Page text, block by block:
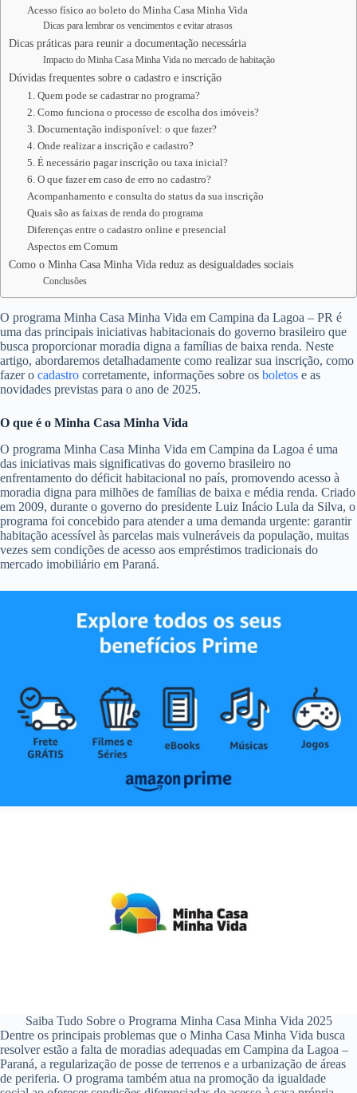
Acesso físico ao boleto do Minha Casa Minha Vida
Dicas para lembrar os vencimentos e evitar atrasos
Dicas práticas para reunir a documentação necessária
Impacto do Minha Casa Minha Vida no mercado de habitação
Dúvidas frequentes sobre o cadastro e inscrição
1. Quem pode se cadastrar no programa?
2. Como funciona o processo de escolha dos imóveis?
3. Documentação indisponível: o que fazer?
4. Onde realizar a inscrição e cadastro?
5. É necessário pagar inscrição ou taxa inicial?
6. O que fazer em caso de erro no cadastro?
Acompanhamento e consulta do status da sua inscrição
Quais são as faixas de renda do programa
Diferenças entre o cadastro online e presencial
Aspectos em Comum
Como o Minha Casa Minha Vida reduz as desigualdades sociais
Conclusões
O programa Minha Casa Minha Vida em Campina da Lagoa – PR é
uma das principais iniciativas habitacionais do governo brasileiro que
busca proporcionar moradia digna a famílias de baixa renda. Neste
artigo, abordaremos detalhadamente como realizar sua inscrição, como
fazer o cadastro corretamente, informações sobre os boletos e as
novidades previstas para o ano de 2025.
O que é o Minha Casa Minha Vida
O programa Minha Casa Minha Vida em Campina da Lagoa é uma
das iniciativas mais significativas do governo brasileiro no
enfrentamento do déficit habitacional no país, promovendo acesso à
moradia digna para milhões de famílias de baixa e média renda. Criado
em 2009, durante o governo do presidente Luiz Inácio Lula da Silva, o
programa foi concebido para atender a uma demanda urgente: garantir
habitação acessível às parcelas mais vulneráveis da população, muitas
vezes sem condições de acesso aos empréstimos tradicionais do
mercado imobiliário em Paraná.
Saiba Tudo Sobre o Programa Minha Casa Minha Vida 2025
Dentre os principais problemas que o Minha Casa Minha Vida busca
resolver estão a falta de moradias adequadas em Campina da Lagoa –
Paraná, a regularização de posse de terrenos e a urbanização de áreas
de periferia. O programa também atua na promoção da igualdade